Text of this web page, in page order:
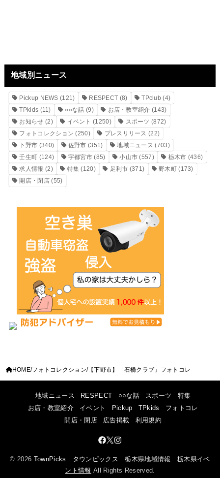
地域別ニュース
Pickup NEWS (121) RESPECT (8) TPclub (4)
TPkids (11) ○○な話 (9) お店・教室紹介 (143)
お知らせ (2) イベント (1250) スポーツ (872)
フォトコレクション (250) プレスリリース (22)
下野市 (340) 佐野市 (351) 地域ニュース (703)
壬生町 (124) 宇都宮市 (85) 小山市 (557) 栃木市 (436)
求人情報 (2) 特集 (120) 足利市 (371) 野木町(173)
開店・閉店(55)
HOME フォトコレクション 【下野市】「石橋クラブ」フォトコレ
地域ニュース RESPECT ○○な話 スポーツ
特集
お店・教室紹介
イベント Pickup TPkids
フォトコレ
開店・閉店
広告掲載 利用規約
© 2026 TownPicks タウンピックス 栃木県地域情報 栃木県イベ
ント情報 All Rights Reserved.